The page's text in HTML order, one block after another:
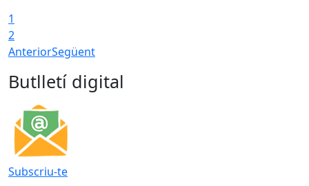
1
2
AnteriorSegüent
Butlletí digital
Subscriu-te